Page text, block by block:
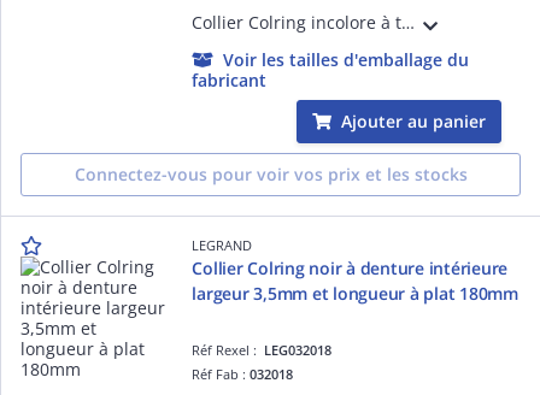
Collier Colring incolore à tête auto-bloquante à denture intérieure avec identification largeur 2,4mm et longueur à plat 95mm - diamètre de serrage de 4 à 18mm - conforme à la norme EN 62275 (NFC 68-146)
Voir les tailles d'emballage du
fabricant
Ajouter au panier
Connectez-vous pour voir vos prix et les stocks
LEGRAND
Collier Colring noir à denture intérieure
largeur 3,5mm et longueur à plat 180mm
Réf Rexel : LEG032018
Réf Fab :032018